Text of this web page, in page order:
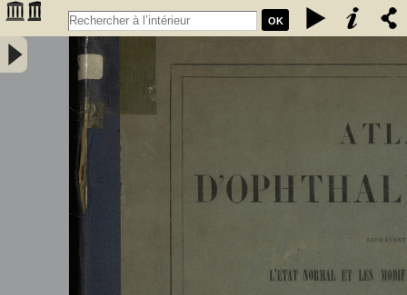
OK
Atlas d'ophthalmoscopie représentant l'état normal et les
modifications pathologiques du fond de l’œil visibles à
l'ophthalmoscope - Liebreich, Richard (1830-1917)